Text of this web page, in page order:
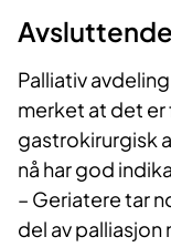
Palliativ
merket at det
gastrokirurgisk
nå har god
– Geriatere tar
del av